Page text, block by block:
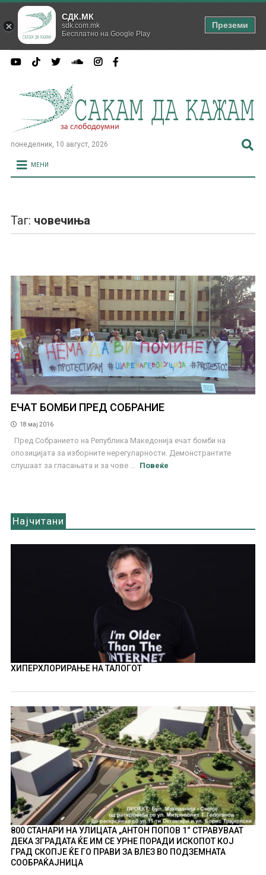
понеделник, 10 август, 2026
МЕНИ
Таг: човечиња
ЕЧАТ БОМБИ ПРЕД СОБРАНИЕ
18 мај 2016
Пред Собранието на Република Македонија ечат бомби на
опозицијата за изборните нерегуларности. Демонстрантите
слушаат за гласањата и за чове ...
Повеќе
Најчитани
ХИПЕРХЛОРИРАЊЕ НА ТАЛОГОТ
800 СТАНАРИ НА УЛИЦАТА „АНТОН ПОПОВ 1“ СТРАВУВААТ
ДЕКА ЗГРАДАТА ЌЕ ИМ СЕ УРНЕ ПОРАДИ ИСКОПОТ КОЈ
ГРАД СКОПЈЕ ЌЕ ГО ПРАВИ ЗА ВЛЕЗ ВО ПОДЗЕМНАТА
СООБРАЌАЈНИЦА
СДК.МК
sdk.com.mk
Бесплатно на Google Play
Преземи